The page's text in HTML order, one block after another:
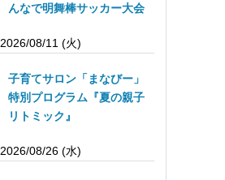
んなで明舞棒サッカー大会
2026/08/11 (火)
子育てサロン「まなびー」
特別プログラム『夏の親子
リトミック』
2026/08/26 (水)